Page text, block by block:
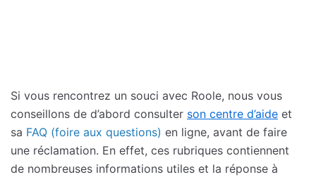
Si vous rencontrez un souci avec Roole, nous vous
conseillons de d’abord consulter son centre d’aide et
sa FAQ (foire aux questions) en ligne, avant de faire
une réclamation. En effet, ces rubriques contiennent
de nombreuses informations utiles et la réponse à